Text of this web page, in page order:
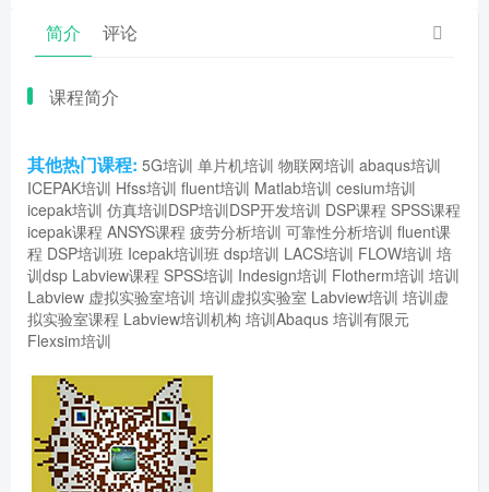
简介 评论
课程简介
其他热门课程: 5G培训 单片机培训 物联网培训 abaqus培训
ICEPAK培训 Hfss培训 fluent培训 Matlab培训 cesium培训
icepak培训 仿真培训DSP培训DSP开发培训 DSP课程 SPSS课程
icepak课程 ANSYS课程 疲劳分析培训 可靠性分析培训 fluent课
程 DSP培训班 Icepak培训班 dsp培训 LACS培训 FLOW培训 培
训dsp Labview课程 SPSS培训 Indesign培训 Flotherm培训 培训
Labview 虚拟实验室培训 培训虚拟实验室 Labview培训 培训虚
拟实验室课程 Labview培训机构 培训Abaqus 培训有限元
Flexsim培训